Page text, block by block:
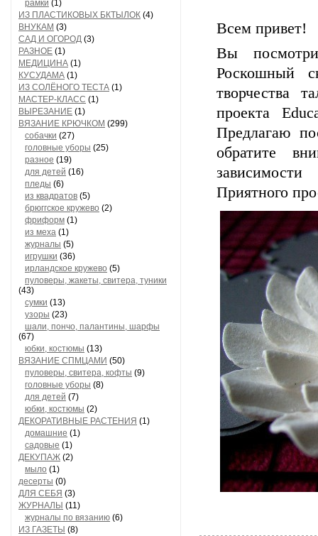
рамки (1)
ИЗ ПЛАСТИКОВЫХ БКТЫЛОК (4)
ВНУКАМ (3)
САД И ОГОРОД (3)
РАЗНОЕ (1)
МЕДИЦИНА (1)
КУСУДАМА (1)
ИЗ СОЛЁНОГО ТЕСТА (1)
МАСТЕР-КЛАСС (1)
ВЫРЕЗАНИЕ (1)
ВЯЗАНИЕ КРЮЧКОМ (299)
собачки (27)
головные уборы (25)
разное (19)
для детей (16)
пледы (6)
из квадратов (5)
брюггское кружево (2)
фриформ (1)
из меха (1)
журналы (5)
игрушки (36)
ирландское кружево (5)
пуловеры, жакеты, свитера, туники
(43)
сумки (13)
узоры (23)
шали, пончо, палантины, шарфы
(67)
юбки, костюмы (13)
ВЯЗАНИЕ СПМЦАМИ (50)
пуловеры, свитера, кофты (9)
головные уборы (8)
для детей (7)
юбки, костюмы (2)
ДЕКОРАТИВНЫЕ РАСТЕНИЯ (1)
домашние (1)
садовые (1)
ДЕКУПАЖ (2)
мыло (1)
десерты (0)
ДЛЯ СЕБЯ (3)
ЖУРНАЛЫ (11)
журналы по вязанию (6)
ИЗ ГАЗЕТЫ (8)
Всем привет!
Вы
Роскошный
творчества
проекта
Предлагаю
обратите
Приятного